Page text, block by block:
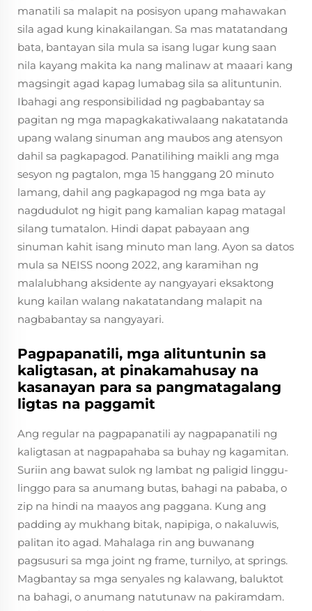
manatili sa malapit na posisyon upang mahawakan
sila agad kung kinakailangan. Sa mas matatandang
bata, bantayan sila mula sa isang lugar kung saan
nila kayang makita ka nang malinaw at maaari kang
magsingit agad kapag lumabag sila sa alituntunin.
Ibahagi ang responsibilidad ng pagbabantay sa
pagitan ng mga mapagkakatiwalaang nakatatanda
upang walang sinuman ang maubos ang atensyon
dahil sa pagkapagod. Panatilihing maikli ang mga
sesyon ng pagtalon, mga 15 hanggang 20 minuto
lamang, dahil ang pagkapagod ng mga bata ay
nagdudulot ng higit pang kamalian kapag matagal
silang tumatalon. Hindi dapat pabayaan ang
sinuman kahit isang minuto man lang. Ayon sa datos
mula sa NEISS noong 2022, ang karamihan ng
malalubhang aksidente ay nangyayari eksaktong
kung kailan walang nakatatandang malapit na
nagbabantay sa nangyayari.
Pagpapanatili, mga alituntunin sa
kaligtasan, at pinakamahusay na
kasanayan para sa pangmatagalang
ligtas na paggamit
Ang regular na pagpapanatili ay nagpapanatili ng
kaligtasan at nagpapahaba sa buhay ng kagamitan.
Suriin ang bawat sulok ng lambat ng paligid linggu-
linggo para sa anumang butas, bahagi na pababa, o
zip na hindi na maayos ang paggana. Kung ang
padding ay mukhang bitak, napipiga, o nakaluwis,
palitan ito agad. Mahalaga rin ang buwanang
pagsusuri sa mga joint ng frame, turnilyo, at springs.
Magbantay sa mga senyales ng kalawang, baluktot
na bahagi, o anumang natutunaw na pakiramdam.